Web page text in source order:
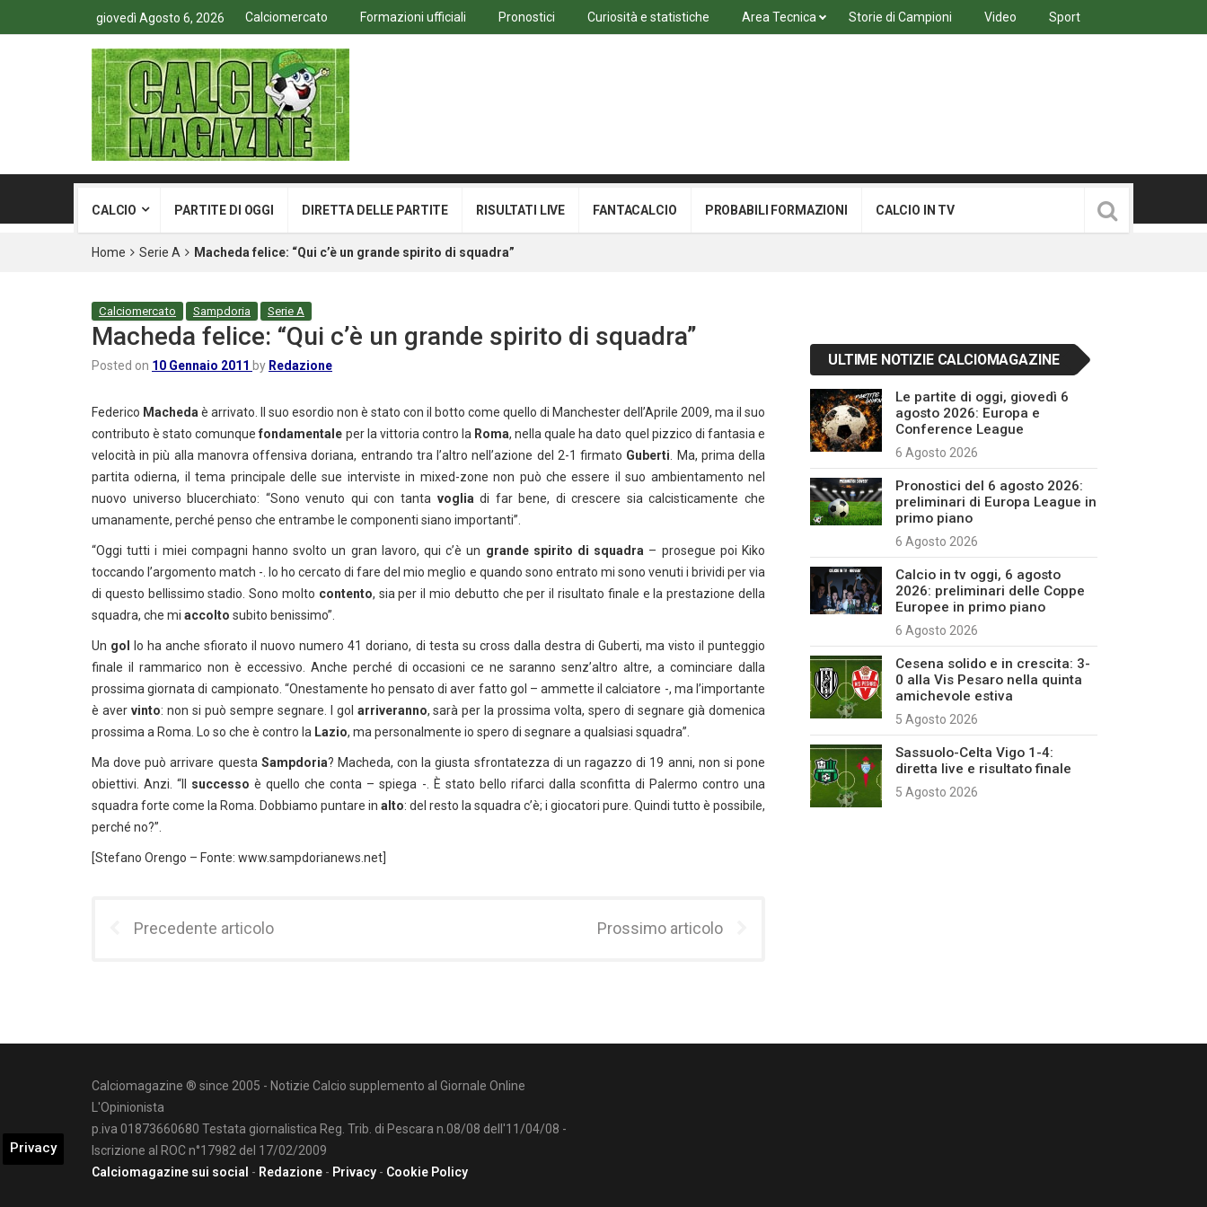
giovedì Agosto 6, 2026 Calciomercato Formazioni ufficiali Pronostici Curiosità e statistiche Area Tecnica Storie di Campioni Video Sport
CALCIO PARTITE DI OGGI DIRETTA DELLE PARTITE RISULTATI LIVE FANTACALCIO PROBABILI FORMAZIONI CALCIO IN TV
Home Serie A Macheda felice: “Qui c’è un grande spirito di squadra”
Calciomercato Sampdoria Serie A
Macheda felice: “Qui c’è un grande spirito di squadra”
Posted on 10 Gennaio 2011 by Redazione
Federico Macheda è arrivato. Il suo esordio non è stato con il botto come quello di Manchester dell’Aprile 2009, ma il suo
contributo è stato comunquefondamentale per la vittoria contro la Roma, nella quale ha dato quel pizzico di fantasia e
velocità in più alla manovra offensiva doriana, entrando tra l’altro nell’azione del 2-1 firmato Guberti . Ma, prima della
partita odierna, il tema principale delle sue interviste in mixed-zone non può che essere il suo ambientamento nel
nuovo universo blucerchiato: “Sono venuto qui con tanta vogliadi far bene, di crescere sia calcisticamente che
umanamente, perché penso che entrambe le componenti siano importanti”.
“Oggi tutti i miei compagni hanno svolto un gran lavoro, qui c’è un grande spirito di squadra – prosegue poi Kiko
toccando l’argomento match -. Io ho cercato di fare del mio meglio e quando sono entrato mi sono venuti i brividi per via
di questo bellissimo stadio. Sono molto contento, sia per il mio debutto che per il risultato finale e la prestazione della
squadra, che mi accolto subito benissimo”.
Un gol
lo ha anche sfiorato il nuovo numero 41 doriano, di testa su cross dalla destra di Guberti, ma visto il punteggio
finale il rammarico non è eccessivo. Anche perché di occasioni ce ne saranno senz’altro altre, a cominciare dalla
prossima giornata di campionato. “Onestamente ho pensato di aver fatto gol – ammette il calciatore -, ma l’importante
è aver vinto: non si può sempre segnare. I gol arriveranno, sarà per la prossima volta, spero di segnare già domenica
prossima a Roma. Lo so che è contro la Lazio, ma personalmente io spero di segnare a qualsiasi squadra”.
Ma dove può arrivare questa Sampdoria? Macheda, con la giusta sfrontatezza di un ragazzo di 19 anni, non si pone
obiettivi. Anzi. “Il successoè quello che conta – spiega -. È stato bello rifarci dalla sconfitta di Palermo contro una
squadra forte come la Roma. Dobbiamo puntare in alto: del resto la squadra c’è; i giocatori pure. Quindi tutto è possibile,
perché no?”.
[Stefano Orengo – Fonte: www.sampdorianews.net]
Precedente articolo Prossimo articolo
ULTIME NOTIZIE CALCIOMAGAZINE
Le partite di oggi, giovedì 6
agosto 2026: Europa e
Conference League
6 Agosto 2026
Pronostici del 6 agosto 2026:
preliminari di Europa League in
primo piano
6 Agosto 2026
Calcio in tv oggi, 6 agosto
2026: preliminari delle Coppe
Europee in primo piano
6 Agosto 2026
Cesena solido e in crescita: 3-
0 alla Vis Pesaro nella quinta
amichevole estiva
5 Agosto 2026
Sassuolo-Celta Vigo 1-4:
diretta live e risultato finale
5 Agosto 2026
Calciomagazine ® since 2005 - Notizie Calcio supplemento al Giornale Online
L'Opinionista
p.iva 01873660680 Testata giornalistica Reg. Trib. di Pescara n.08/08 dell'11/04/08 -
Iscrizione al ROC n°17982 del 17/02/2009
Calciomagazine sui social - Redazione - Privacy - Cookie Policy
Privacy